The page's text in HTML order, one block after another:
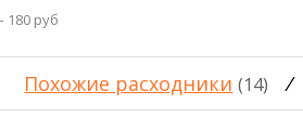
180 руб
Похожие расходники (14) /